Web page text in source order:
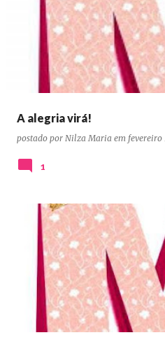
A alegria virá!
postado por Nilza Maria em fevereiro
1